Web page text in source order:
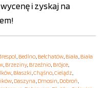
i zyskaj na
, Bedlno, Bełchatów, Biała, Biała
, Brzeziny, Brzeźnio, Brójce,
, Błaszki,Chąśno,Cielądz,
, Daszyna, Dmosin, Dobroń,